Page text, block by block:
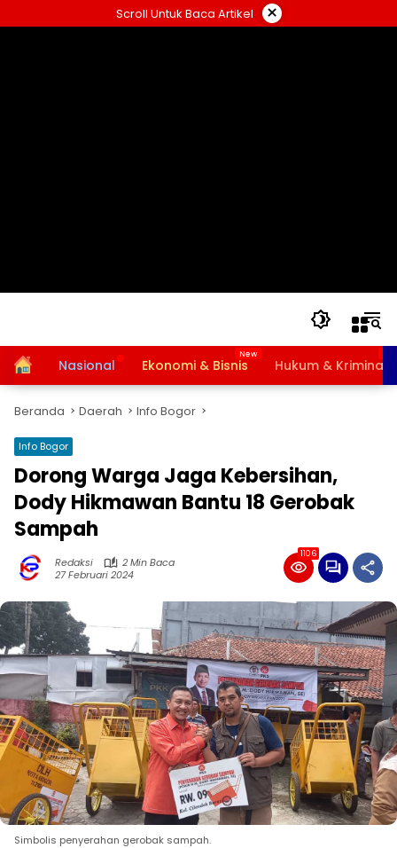
ke
Scroll Untuk Baca Artikel ×
HomeNasional Ekonomi & Bisnis Hukum & Kriminal
Beranda Daerah Info Bogor
Info Bogor
Dorong Warga Jaga Kebersihan,
Dody Hikmawan Bantu 18 Gerobak
Sampah
Redaksi
2 Min Baca
27 Februari 2024
1106
Simbolis penyerahan gerobak sampah.